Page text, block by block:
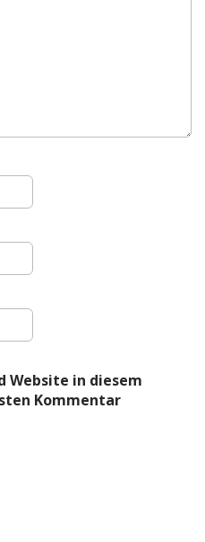
Website in diesem
Kommentar